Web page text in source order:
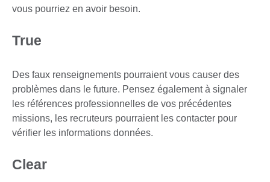
vous pourriez en avoir besoin.
True
Des faux renseignements pourraient vous causer des
problèmes dans le future. Pensez également à signaler
les références professionnelles de vos précédentes
missions, les recruteurs pourraient les contacter pour
vérifier les informations données.
Clear